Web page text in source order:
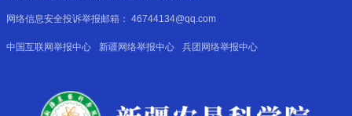
网络信息安全投诉举报邮箱： 46744134@qq.com
中国互联网举报中心 新疆网络举报中心 兵团网络举报中心